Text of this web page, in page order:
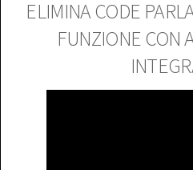
ELIMINA CODE
FUNZIONE CON